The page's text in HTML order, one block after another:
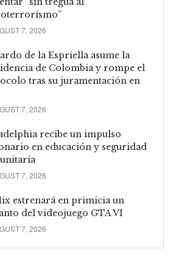
7, 2026
de la Espriella asume la
de Colombia y rompe el
tras su juramentación en
7, 2026
recibe un impulso
en educación y seguridad
7, 2026
estrenará en primicia un
del videojuego GTA VI
7, 2026